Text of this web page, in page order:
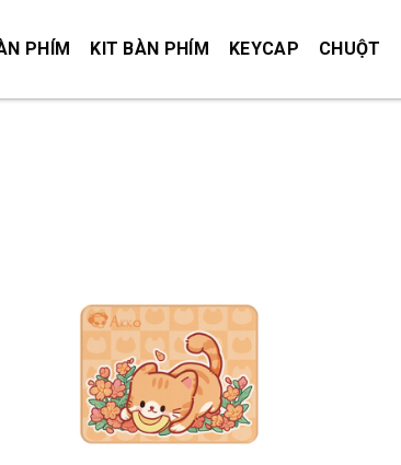
PHÍM KIT BÀN PHÍM KEYCAP CHUỘT